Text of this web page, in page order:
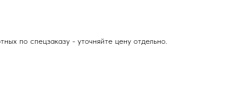
по спецзаказу - уточняйте цену отдельно.